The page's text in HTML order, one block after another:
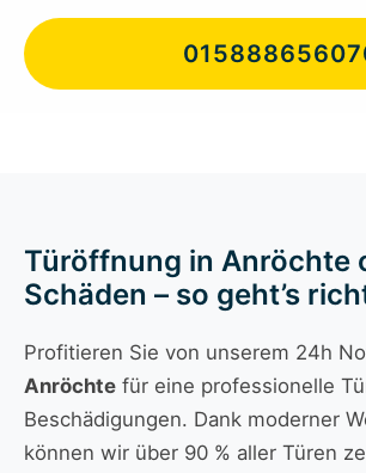
Türöffnung in Anröchte
Schäden – so geht’s
Profitieren Sie von unserem 24h
Anröchte für eine professionelle
Beschädigungen. Dank moderner
können wir über 90 % aller Türen